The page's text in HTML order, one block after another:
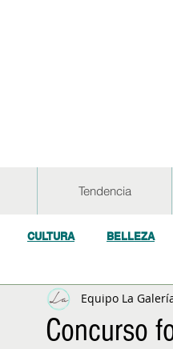
Tendencia
CULTURA BELLEZA
GASTRONOMÍA Y VINOS
Concurso
Equipo La